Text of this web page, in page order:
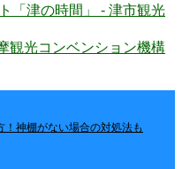
「津の時間」 - 津市観光
観光コンベンション機構
神棚がない場合の対処法も